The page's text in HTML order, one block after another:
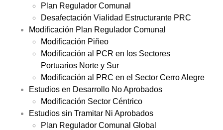
Plan Regulador Comunal
Desafectación Vialidad Estructurante PRC
Modificación Plan Regulador Comunal
Modificación Piñeo
Modificación al PCR en los Sectores
Portuarios Norte y Sur
Modificación al PRC en el Sector Cerro Alegre
Estudios en Desarrollo No Aprobados
Modificación Sector Céntrico
Estudios sin Tramitar Ni Aprobados
Plan Regulador Comunal Global